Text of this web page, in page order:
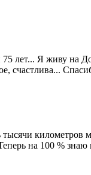
лет... Я живу на
счастлива...
километров
на 100 % знаю